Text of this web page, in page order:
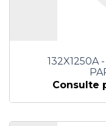
132X1250A
Consulte